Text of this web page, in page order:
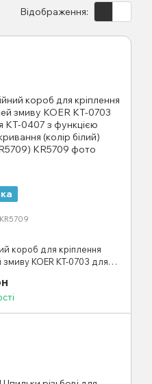
Відображення:
короб для кріплення
KOER KT-0703 для
(KR5709)